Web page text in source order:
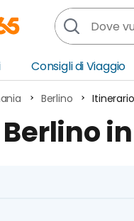
Oceania
America
Consigli di Viaggio
Berlino